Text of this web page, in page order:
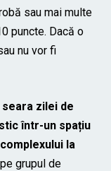
sau mai multe
puncte. Dacă o
nu vor fi
zilei de
într-un spațiu
la
grupul de